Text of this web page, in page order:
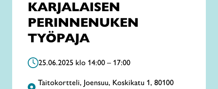
KARJALAISEN
PERINNENUKEN
TYÖPAJA
25.06.2025 klo 14:00 – 17:00
Taitokortteli, Joensuu, Koskikatu 1, 80100